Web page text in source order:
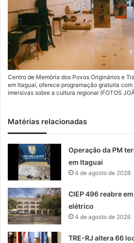
Centro de Memória dos Povos Originários e
em Itaguaí, oferece programação gratuita
imersivas sobre a cultura regional (FOTOS
Matérias relacionadas
Operação da PM
em Itaguaí
4 de agosto de 2026
CIEP 496 reabre
elétrico
4 de agosto de 2026
TRE-RJ altera 66